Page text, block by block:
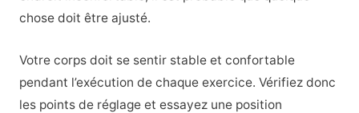
chose doit être ajusté.
Votre corps doit se sentir stable et confortable
pendant l’exécution de chaque exercice. Vérifiez donc
les points de réglage et essayez une position